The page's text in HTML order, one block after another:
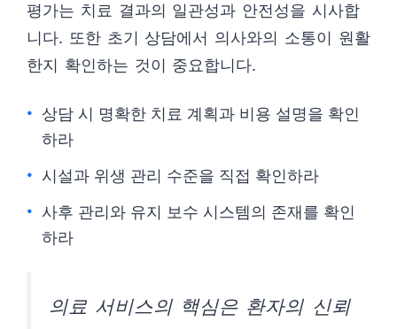
평가는 치료 결과의 일관성과 안전성을 시사합
니다. 또한 초기 상담에서 의사와의 소통이 원활
한지 확인하는 것이 중요합니다.
상담 시 명확한 치료 계획과 비용 설명을 확인
하라
시설과 위생 관리 수준을 직접 확인하라
사후 관리와 유지 보수 시스템의 존재를 확인
하라
의료 서비스의 핵심은 환자의 신뢰